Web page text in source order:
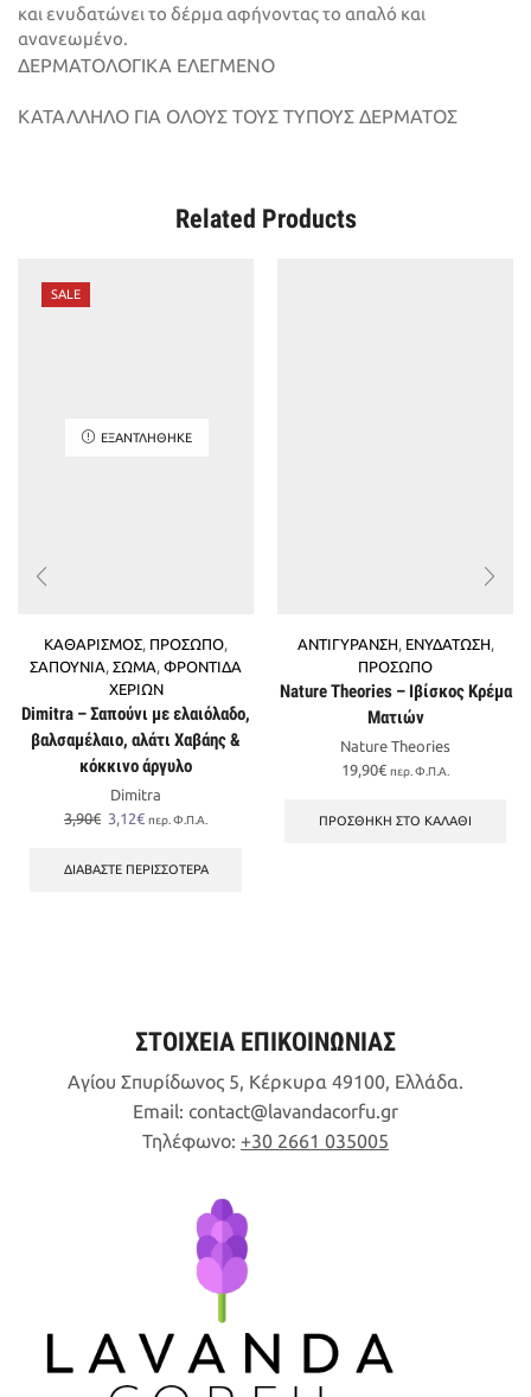
και ενυδατώνει το δέρμα αφήνοντας το απαλό και
ανανεωμένο.
ΔΕΡΜΑΤΟΛΟΓΙΚΑ ΕΛΕΓΜΕΝΟ
ΚΑΤΑΛΛΗΛΟ ΓΙΑ ΟΛΟΥΣ ΤΟΥΣ ΤΥΠΟΥΣ ΔΕΡΜΑΤΟΣ
Related Products
SALE
ΕΞΑΝΤΛΉΘΗΚΕ
ΚΑΘΑΡΙΣΜΟΣ, ΠΡΟΣΩΠΟ,
ΣΑΠΟΥΝΙΑ, ΣΩΜΑ, ΦΡΟΝΤΙΔΑ
ΧΕΡΙΩΝ
Dimitra – Σαπούνι με ελαιόλαδο,
βαλσαμέλαιο, αλάτι Χαβάης &
κόκκινο άργυλο
Dimitra
3,90€ Original
was:
3,12€Η
τιμή
περ. Φ.Π.Α.
ΔΙΑΒΆΣΤΕ ΠΕΡΙΣΣΌΤΕΡΑ
ΑΝΤΙΓΥΡΑΝΣΗ, ΕΝΥΔΑΤΩΣΗ,
ΠΡΟΣΩΠΟ
Nature Theories – Ιβίσκος Κρέμα
Ματιών
Nature Theories
19,90€ περ. Φ.Π.Α.
ΠΡΟΣΘΉΚΗ ΣΤΟ ΚΑΛΆΘΙ
ΣΤΟΙΧΕΙΑ ΕΠΙΚΟΙΝΩΝΙΑΣ
Αγίου Σπυρίδωνος 5, Κέρκυρα 49100, Ελλάδα.
Email: contact lavandacorfu gr
Τηλέφωνο: +30 2661 035005